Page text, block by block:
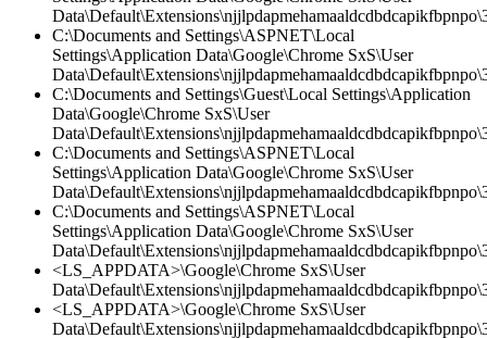
C:\Documents and Settings\ASPNET\Local
Settings\Application Data\Google\Chrome SxS\User
C:\Documents and Settings\Guest\Local Settings\Application
Data\Google\Chrome SxS\User
C:\Documents and Settings\ASPNET\Local
Settings\Application Data\Google\Chrome SxS\User
C:\Documents and Settings\ASPNET\Local
Settings\Application Data\Google\Chrome SxS\User
<LS_APPDATA>\Google\Chrome SxS\User
<LS_APPDATA>\Google\Chrome SxS\User